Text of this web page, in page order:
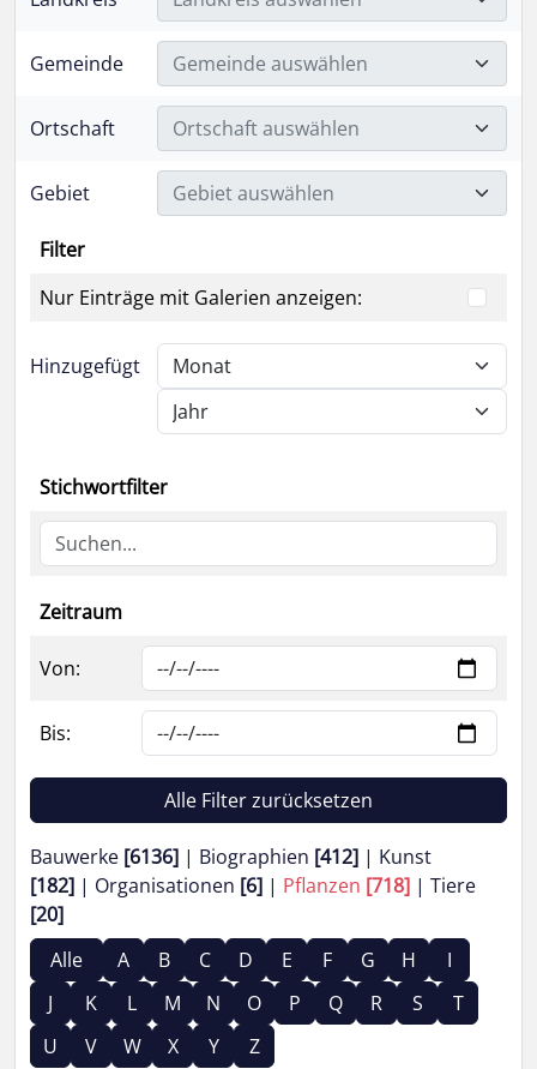
Gemeinde Gemeinde auswählen
Ortschaft Ortschaft auswählen
Gebiet Gebiet auswählen
Filter
Nur Einträge mit Galerien anzeigen:
Hinzugefügt
Stichwortfilter
Zeitraum
Von:
Bis:
Alle Filter zurücksetzen
Bauwerke [6136] Biographien [412]
Kunst
[182]
Organisationen [6] Pflanzen [718]
Tiere
[20]
Alle
A B C D E F G H
I
J
K L M N O P Q R S
T
U
V W X Y Z